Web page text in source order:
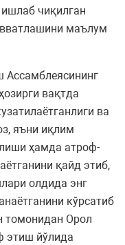
чиқилган
маълум
вақтда
ва
яъни иқлим
ҳамда атроф-
қайд этиб,
олдида энг
кўрсатиб
томонидан Орол
этиш йўлида